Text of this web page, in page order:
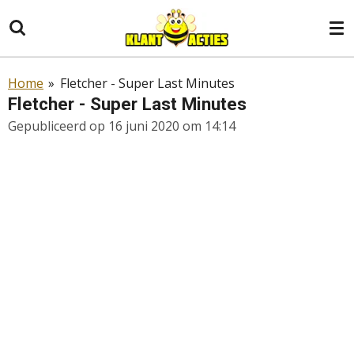
direct
naar
hoofdinhoud
Home » Fletcher - Super Last Minutes
Fletcher - Super Last Minutes
Gepubliceerd op 16 juni 2020 om 14:14